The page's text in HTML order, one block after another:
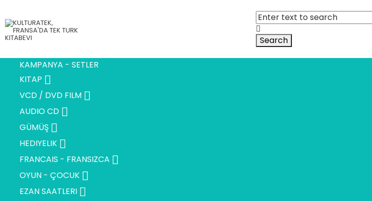
Search
KAMPANYA - SETLER
KITAP 
VCD / DVD FILM 
AUDIO CD 
GÜMÜŞ 
HEDIYELIK 
FRANCAIS - FRANSIZCA 
OYUN - ÇOCUK 
EZAN SAATLERI 